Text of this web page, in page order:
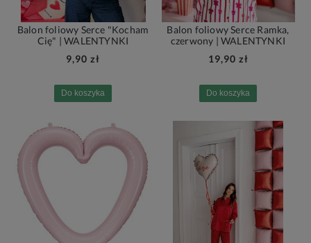
Balon foliowy Serce "Kocham
Cię" | WALENTYNKI
9,90 zł
Do koszyka
Balon foliowy Serce Ramka,
czerwony | WALENTYNKI
19,90 zł
Do koszyka